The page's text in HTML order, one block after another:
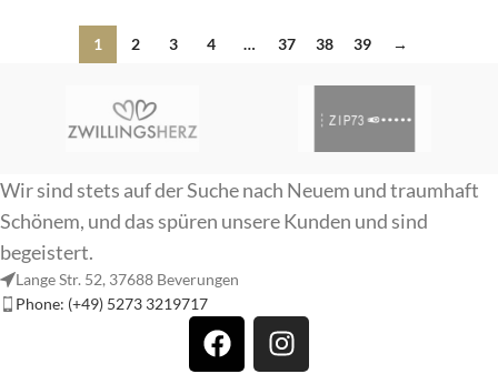
1 2 3 4 … 37 38 39 →
Wir sind stets auf der Suche nach Neuem und traumhaft
Schönem, und das spüren unsere Kunden und sind
begeistert.
Lange Str. 52, 37688 Beverungen
Phone: (+49) 5273 3219717